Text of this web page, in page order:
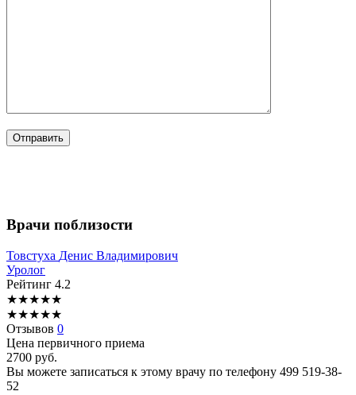
Врачи поблизости
Товстуха Денис Владимирович
Уролог
Рейтинг 4.2
★★★★★
★★★★★
Отзывов 0
Цена первичного приема
2700 руб.
Вы можете записаться к этому врачу по телефону 499 519-38-
52